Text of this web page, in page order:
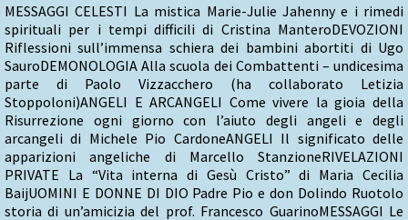
MESSAGGI CELESTI La mistica Marie-Julie Jahenny e i rimedi
spirituali per i tempi difficili di Cristina ManteroDEVOZIONI
Riflessioni sull’immensa schiera dei bambini abortiti di Ugo
SauroDEMONOLOGIA Alla scuola dei Combattenti – undicesima
parte di Paolo Vizzacchero (ha collaborato Letizia
Stoppoloni)ANGELI E ARCANGELI Come vivere la gioia della
Risurrezione ogni giorno con l’aiuto degli angeli e degli
arcangeli di Michele Pio CardoneANGELI Il significato delle
apparizioni angeliche di Marcello StanzioneRIVELAZIONI
PRIVATE La “Vita interna di Gesù Cristo” di Maria Cecilia
BaijUOMINI E DONNE DI DIO Padre Pio e don Dolindo Ruotolo
storia di un’amicizia del prof. Francesco GuarinoMESSAGGI Le